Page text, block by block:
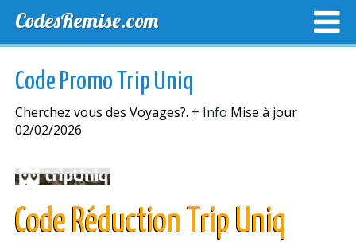
CodesRemise.com
NOUVELLES MAGASINS
Code Promo Trip Uniq
Cherchez vous des Voyages?. + Info Mise à jour
02/02/2026
Code Réduction Trip Uniq